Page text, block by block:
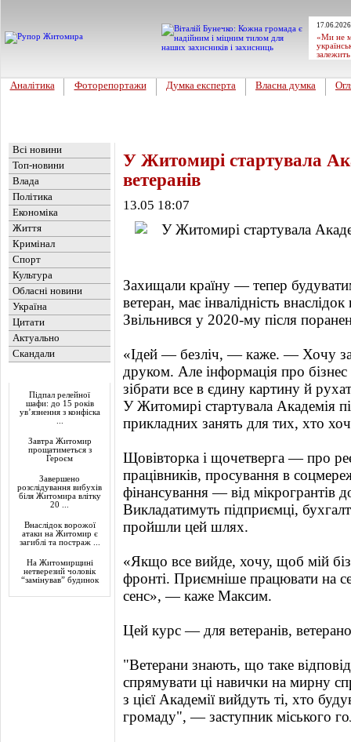
«Ми не
Аналітика Фоторепортажи Думка експерта Власна думка
Всі новини
Топ-новини
Влада
Політика
Економіка
Життя
Кримінал
Спорт
Культура
Обласні новини
Україна
Цитати
Актуально
Скандали
Підпал релейної
шафи: до 15 років
ув’язнення з конфіска
Завтра Житомир
прощатиметься з
Героєм
Завершено
розслідування вибухів
біля Житомира влітку
20 ...
Внаслідок ворожої
атаки на Житомир є
загиблі та постраж ...
На Житомирщині
нетверезий чоловік
“замінував” будинок
У Житомирі стартувала
ветеранів
13.05 18:07
Захищали країну — тепер
ветеран, має інвалідність
Звільнився у 2020-му після
«Ідей — безліч, — каже. — Хочу
друком. Але інформація про
зібрати все в єдину картину й
У Житомирі стартувала Академія
прикладних занять для тих, хто
Щовівторка і щочетверга — про
працівників, просування в
фінансування — від мікрогрантів
Викладатимуть підприємці,
пройшли цей шлях.
«Якщо все вийде, хочу, щоб мій
фронті. Приємніше працювати на
сенс», — каже Максим.
Цей курс — для ветеранів,
"Ветерани знають, що таке
спрямувати ці навички на мирну
з цієї Академії вийдуть ті, хто
громаду", — заступник міського